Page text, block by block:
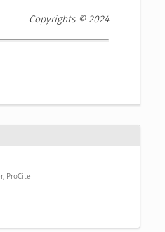
Copyrights © 2024
ProCite